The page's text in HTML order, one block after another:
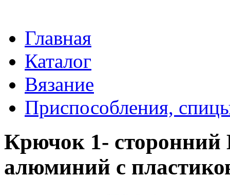
Главная
Каталог
Вязание
Приспособления,
Крючок 1- сторонний
алюминий с